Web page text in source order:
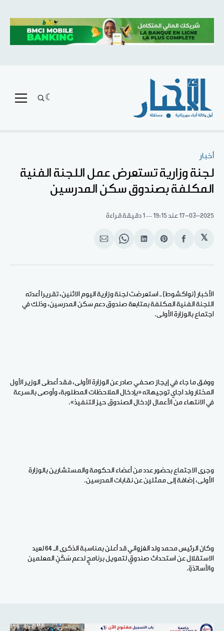
أخبار
لجنة وزارية تستعرض عمل اللجنة الفنية
المكلفة بصندوق سكن المدرسين
17-03-2025 عند 19:15 1 دقيقة قراءة
𝕏
انشر
الفيسبوك
Share
Pinterest
انشر
لينكد
Share
WhatsApp
انشر
الإيميل
الأخبار (نواكشوط) ـ استعرضت لجنة وزارية اليوم الاثنين، تقريرا أعدته
اللجنة الفنية المكلفة بمتابعة صندوق دعم سكن المدرسين، وذلك في
اجتماع بالوزارة الأولى.
ووفق ما جاء في إيجاز صحفي صادر عن الوزارة الأولى، فقد أعطى الوزير الأول
المختار ولد اجاي توجيهاته «بإدخال الملاحظات المطلوبة، وأوصى بالسرعة
في الانتهاء من الأعمال لإدخال الصندوق حيز التنفيذ».
وجرى الاجتماع بحضور عدد من أعضاء الحكومة والمستشارين بالوزارة
الأولى، إضافة إلى ممثلين عن نقابات المدرسين.
وكان الرئيس محمد ولد الغزواني قد أعلن بمناسبة الذكرى الـ 64 لعيد
الاستقلال عن استحداث صندوقٍ لتمويل برنامجٍ لدعم سَكَنِ المعلمين
والأساتذةِ.